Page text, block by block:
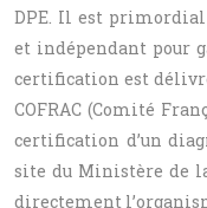
DPE. Il est
et indépendant pour
certification est
COFRAC (Comité
certification d’un
site du Ministère de
directement